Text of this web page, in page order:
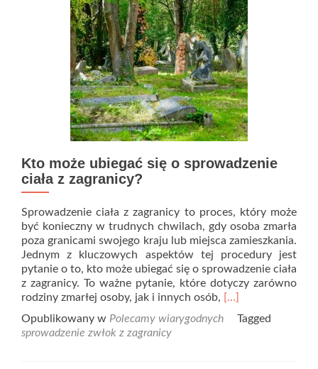
Kto może ubiegać się o sprowadzenie
ciała z zagranicy?
Sprowadzenie ciała z zagranicy to proces, który może
być konieczny w trudnych chwilach, gdy osoba zmarła
poza granicami swojego kraju lub miejsca zamieszkania.
Jednym z kluczowych aspektów tej procedury jest
pytanie o to, kto może ubiegać się o sprowadzenie ciała
z zagranicy. To ważne pytanie, które dotyczy zarówno
rodziny zmarłej osoby, jak i innych osób, Read
about
[…]
Opublikowany w Polecamy wiarygodnych
Tagged
sprowadzenie zwłok z zagranicy